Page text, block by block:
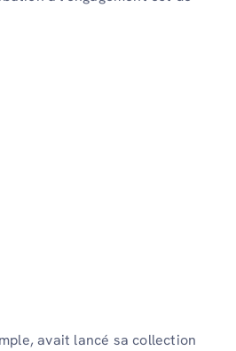
avait lancé sa collection